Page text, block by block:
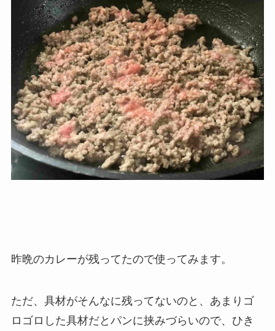
昨晩のカレーが残ってたので使ってみます。
ただ、具材がそんなに残ってないのと、あまりゴ
ロゴロした具材だとパンに挟みづらいので、ひき